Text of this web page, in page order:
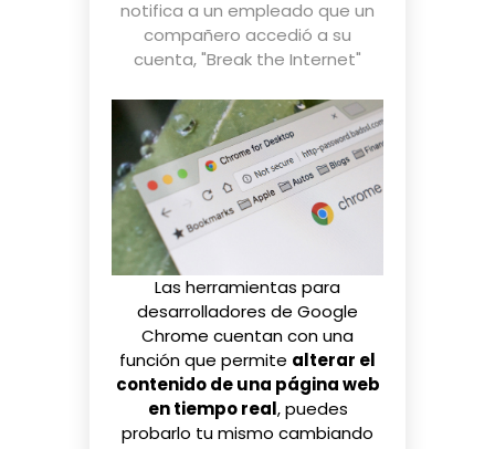
notifica a un empleado que un
compañero accedió a su
cuenta,"Break the Internet"
Las herramientas para
desarrolladores de Google
Chrome cuentan con una
función que permite alterar el
contenido de una página web
en tiempo real, puedes
probarlo tu mismo cambiando